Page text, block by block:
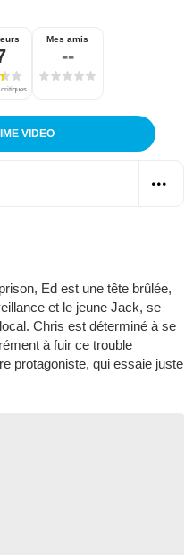
critiques
Mes amis
--
VIDEO
Ed est une tête brûlée,
et le jeune Jack, se
Chris est déterminé à se
à fuir ce trouble
protagoniste, qui essaie juste